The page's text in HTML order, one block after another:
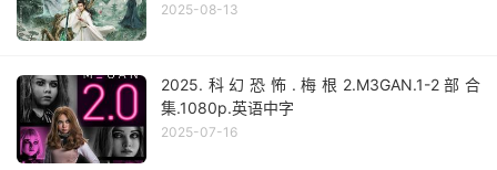
2025-08-13
2025.科幻恐怖.梅根2.M3GAN.1-2部合
集.1080p.英语中字
2025-07-16